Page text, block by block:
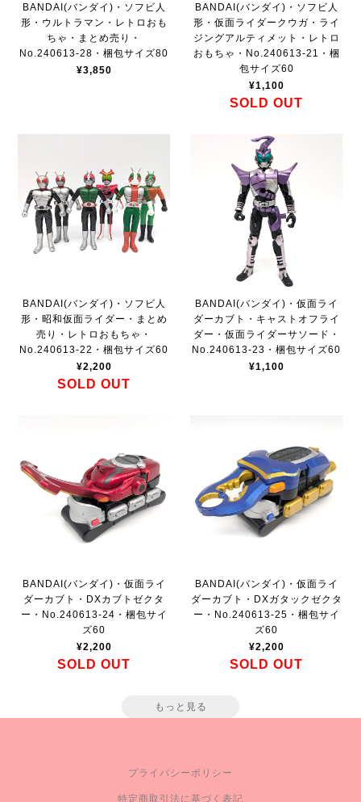
BANDAI(バンダイ)・ソフビ人
形・ウルトラマン・レトロおも
ちゃ・まとめ売り・
No.240613-28・梱包サイズ80
¥3,850
BANDAI(バンダイ)・ソフビ人
形・仮面ライダークウガ・ライ
ジングアルティメット・レトロ
おもちゃ・No.240613-21・梱
包サイズ60
¥1,100
SOLD OUT
BANDAI(バンダイ)・ソフビ人
形・昭和仮面ライダー・まとめ
売り・レトロおもちゃ・
No.240613-22・梱包サイズ60
¥2,200
SOLD OUT
BANDAI(バンダイ)・仮面ライ
ダーカブト・キャストオフライ
ダー・仮面ライダーサソード・
No.240613-23・梱包サイズ60
¥1,100
BANDAI(バンダイ)・仮面ライ
ダーカブト・DXカブトゼクタ
ー・No.240613-24・梱包サイ
ズ60
¥2,200
SOLD OUT
BANDAI(バンダイ)・仮面ライ
ダーカブト・DXガタックゼクタ
ー・No.240613-25・梱包サイ
ズ60
¥2,200
SOLD OUT
もっと見る
プライバシーポリシー
特定商取引法に基づく表記